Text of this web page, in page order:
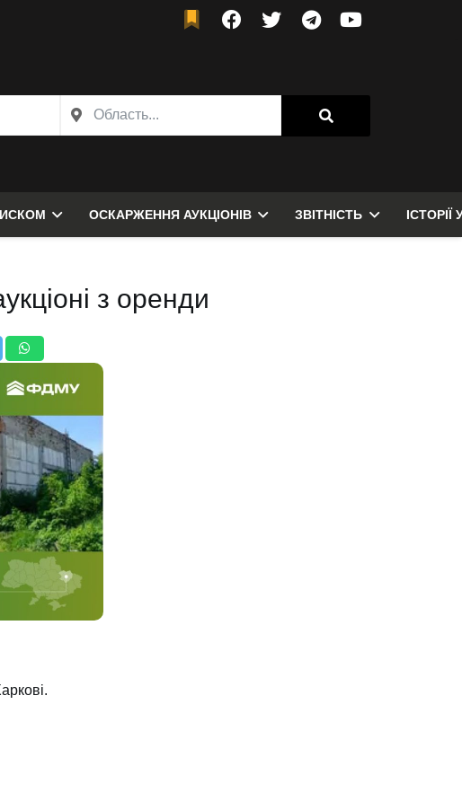
ОСКАРЖЕННЯ АУКЦІОНІВ ЗВІТНІСТЬ ІСТОРІЇ
з оренди